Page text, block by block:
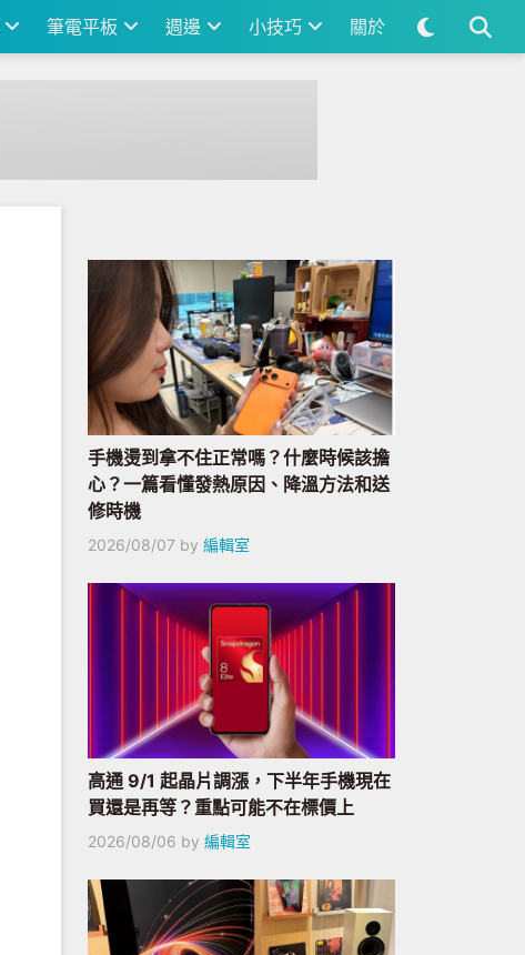
筆電平板 週邊 小技巧 關於
手機燙到拿不住正常嗎？什麼時候該擔
心？一篇看懂發熱原因、降溫方法和送
修時機
2026/08/07 by 編輯室
高通 9/1 起晶片調漲，下半年手機現在
買還是再等？重點可能不在標價上
2026/08/06 by 編輯室